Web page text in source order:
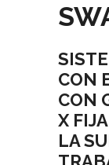
CON
CON
X
LA